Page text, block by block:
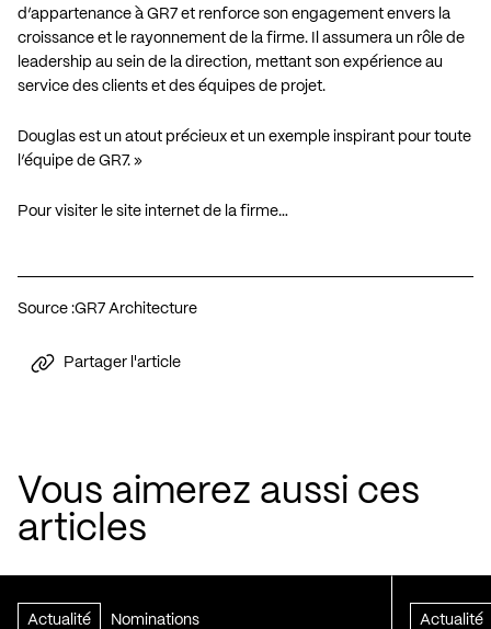
d’appartenance à GR7 et renforce son engagement envers la
croissance et le rayonnement de la firme. Il assumera un rôle de
leadership au sein de la direction, mettant son expérience au
service des clients et des équipes de projet.
Douglas est un atout précieux et un exemple inspirant pour toute
l’équipe de GR7. »
Pour visiter le site internet de la firme…
Source :GR7 Architecture
Partager l'article
Vous aimerez aussi ces
articles
Actualité Nominations Actualité